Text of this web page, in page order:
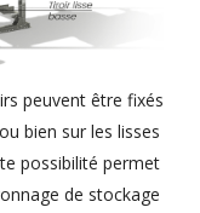
peuvent être fixés
bien sur les lisses
possibilité permet
de stockage